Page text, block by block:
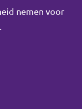
nemen voor